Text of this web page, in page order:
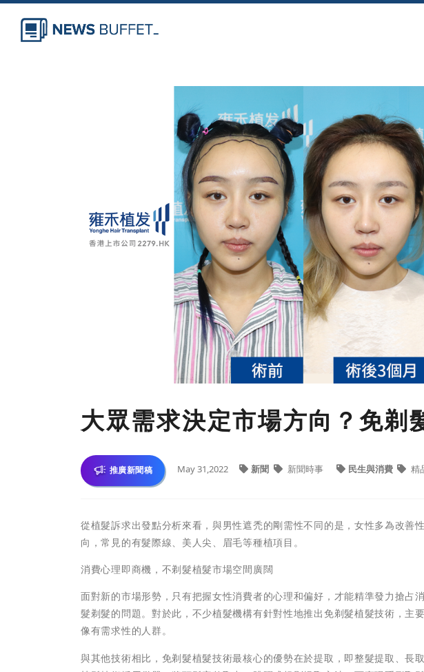
大眾需求決定市場方向？免剃
推廣新聞稿 May 31,2022 新聞 新聞時事 民生與消費 精
從植髮訴求出發點分析來看，與男性遮禿的剛需性不同的是，女性多為改善
向，常見的有髮際線、美人尖、眉毛等種植項目。
消費心理即商機，不剃髮植髮市場空間廣闊
面對新的市場形勢，只有把握女性消費者的心理和偏好，才能精準發力搶占
髮剃髮的問題。對於此，不少植髮機構有針對性地推出免剃髮植髮技術，主
像有需求性的人群。
與其他技術相比，免剃髮植髮技術最核心的優勢在於提取，即整髮提取、長